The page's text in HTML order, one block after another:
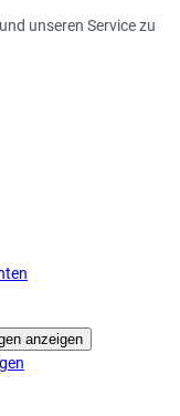
unseren Service zu
anzeigen